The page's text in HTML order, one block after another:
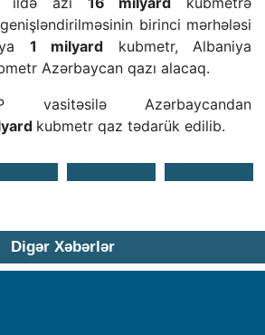
genişləndirilməsinin birinci mərhələsi
1 milyard kubmetr, Albaniya
Azərbaycan qazı alacaq.
vasitəsilə Azərbaycandan
kubmetr qaz tədarük edilib.
Digər Xəbərlər